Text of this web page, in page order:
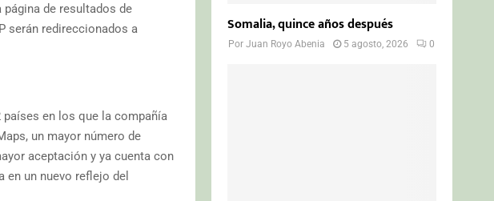
de resultados de
serán redireccionados a
en los que la compañía
un mayor número de
aceptación y ya cuenta con
un nuevo reflejo del
Somalia, quince años después
PorJuan Royo Abenia 5 agosto, 2026 0